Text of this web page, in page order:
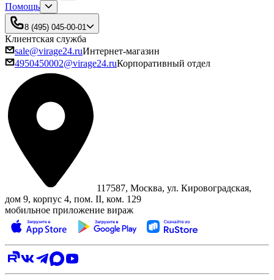
Помощь
8 (495) 045-00-01
Клиентская служба
sale@virage24.ruИнтернет-магазин
4950450002@virage24.ruКорпоративный отдел
117587, Москва, ул. Кировоградская,
дом 9, корпус 4, пом. II, ком. 129
мобильное приложение вираж